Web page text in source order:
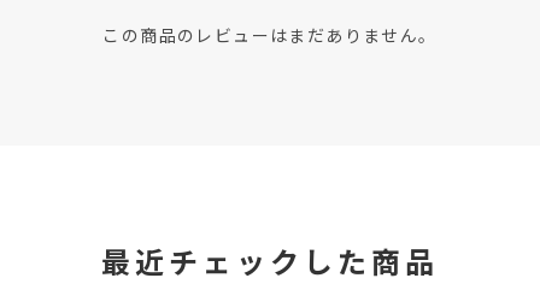
この商品のレビューはまだありません。
最近チェックした商品